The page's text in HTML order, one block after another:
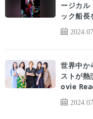
ージカ
ック船長
世界中か
ストが
ovie